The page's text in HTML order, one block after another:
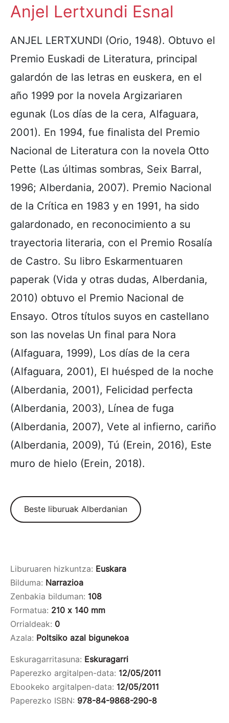
Anjel Lertxundi Esnal
ANJEL LERTXUNDI (Orio, 1948). Obtuvo el
Premio Euskadi de Literatura, principal
galardón de las letras en euskera, en el
año 1999 por la novela Argizariaren
egunak (Los días de la cera, Alfaguara,
2001). En 1994, fue finalista del Premio
Nacional de Literatura con la novela Otto
Pette (Las últimas sombras, Seix Barral,
1996; Alberdania, 2007). Premio Nacional
de la Crítica en 1983 y en 1991, ha sido
galardonado, en reconocimiento a su
trayectoria literaria, con el Premio Rosalía
de Castro. Su libro Eskarmentuaren
paperak (Vida y otras dudas, Alberdania,
2010) obtuvo el Premio Nacional de
Ensayo. Otros títulos suyos en castellano
son las novelas Un final para Nora
(Alfaguara, 1999), Los días de la cera
(Alfaguara, 2001), El huésped de la noche
(Alberdania, 2001), Felicidad perfecta
(Alberdania, 2003), Línea de fuga
(Alberdania, 2007), Vete al infierno, cariño
(Alberdania, 2009), Tú (Erein, 2016), Este
muro de hielo (Erein, 2018).
Beste liburuak Alberdanian
Liburuaren hizkuntza: Euskara
Bilduma: Narrazioa
Zenbakia bilduman: 108
Formatua: 210 x 140 mm
Orrialdeak: 0
Azala: Poltsiko azal bigunekoa
Eskuragarritasuna: Eskuragarri
Paperezko argitalpen-data: 12/05/2011
Ebookeko argitalpen-data: 12/05/2011
Paperezko ISBN: 978-84-9868-290-8